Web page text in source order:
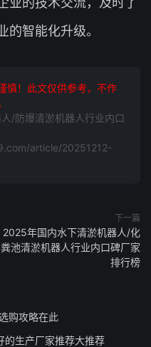
智能化升级。
慎！此文仅供参考，不作
/防爆清淤机器人行业内口
article/20251212-
下一篇
2025年国内水下清淤机器人/化
粪池清淤机器人行业内口碑厂家
排行榜
购攻略在此
生产厂家推荐大推荐